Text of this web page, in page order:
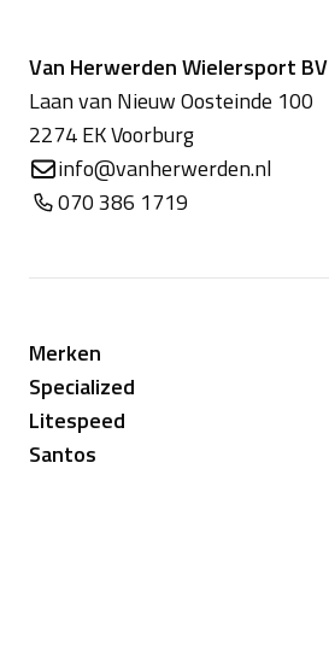
Van Herwerden Wielersport BV
Laan van Nieuw Oosteinde 100
2274 EK Voorburg
info@vanherwerden.nl
070 386 1719
Merken
Specialized
Litespeed
Santos